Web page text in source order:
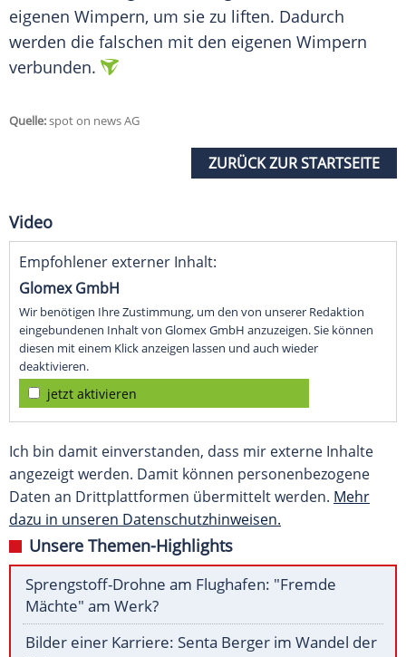
eigenen Wimpern, um sie zu liften. Dadurch
werden die falschen mit den eigenen Wimpern
verbunden.
Quelle:spot on news AG
ZURÜCK ZUR STARTSEITE
Video
Empfohlener externer Inhalt:
Glomex GmbH
Wir benötigen Ihre Zustimmung, um den von unserer Redaktion
eingebundenen Inhalt von Glomex GmbH anzuzeigen. Sie können
diesen mit einem Klick anzeigen lassen und auch wieder
deaktivieren.
jetzt aktivieren
Ich bin damit einverstanden, dass mir externe Inhalte
angezeigt werden. Damit können personenbezogene
Daten an Drittplattformen übermittelt werden. Mehr
dazu in unseren Datenschutzhinweisen.
Unsere Themen-Highlights
Sprengstoff-Drohne am Flughafen: "Fremde
Mächte" am Werk?
Bilder einer Karriere: Senta Berger im Wandel der